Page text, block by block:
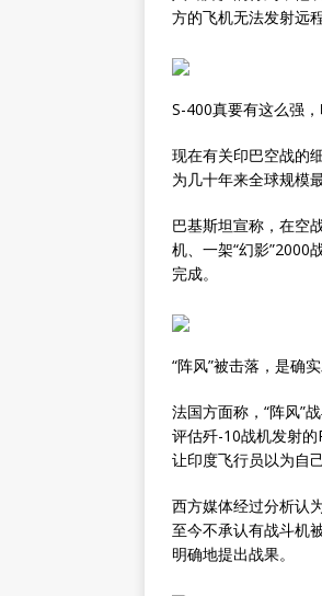
方的飞机无法发射远
S-400真要有这么强
现在有关印巴空战的
为几十年来全球规模
巴基斯坦宣称，在空
机、一架“幻影”2000
完成。
“阵风”被击落，是确
法国方面称，“阵风”
评估歼-10战机发射的
让印度飞行员以为自
西方媒体经过分析认
至今不承认有战斗机
明确地提出战果。